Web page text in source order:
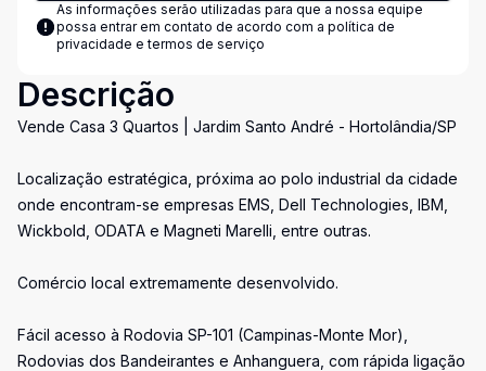
As informações serão utilizadas para que a nossa equipe
possa entrar em contato de acordo com a política de
privacidade e termos de serviço
Descrição
Vende Casa 3 Quartos | Jardim Santo André - Hortolândia/SP
Localização estratégica, próxima ao polo industrial da cidade
onde encontram-se empresas EMS, Dell Technologies, IBM,
Wickbold, ODATA e Magneti Marelli, entre outras.
Comércio local extremamente desenvolvido.
Fácil acesso à Rodovia SP-101 (Campinas-Monte Mor),
Rodovias dos Bandeirantes e Anhanguera, com rápida ligação